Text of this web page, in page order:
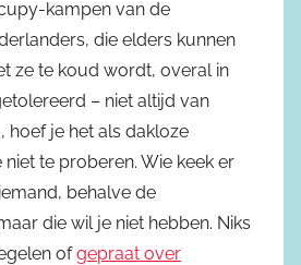
kampen van de
die elders kunnen
ze te koud wordt, overal in
– niet altijd van
hoef je het als dakloze
te proberen. Wie keek er
behalve de
die wil je niet hebben. Niks
ofgepraat over